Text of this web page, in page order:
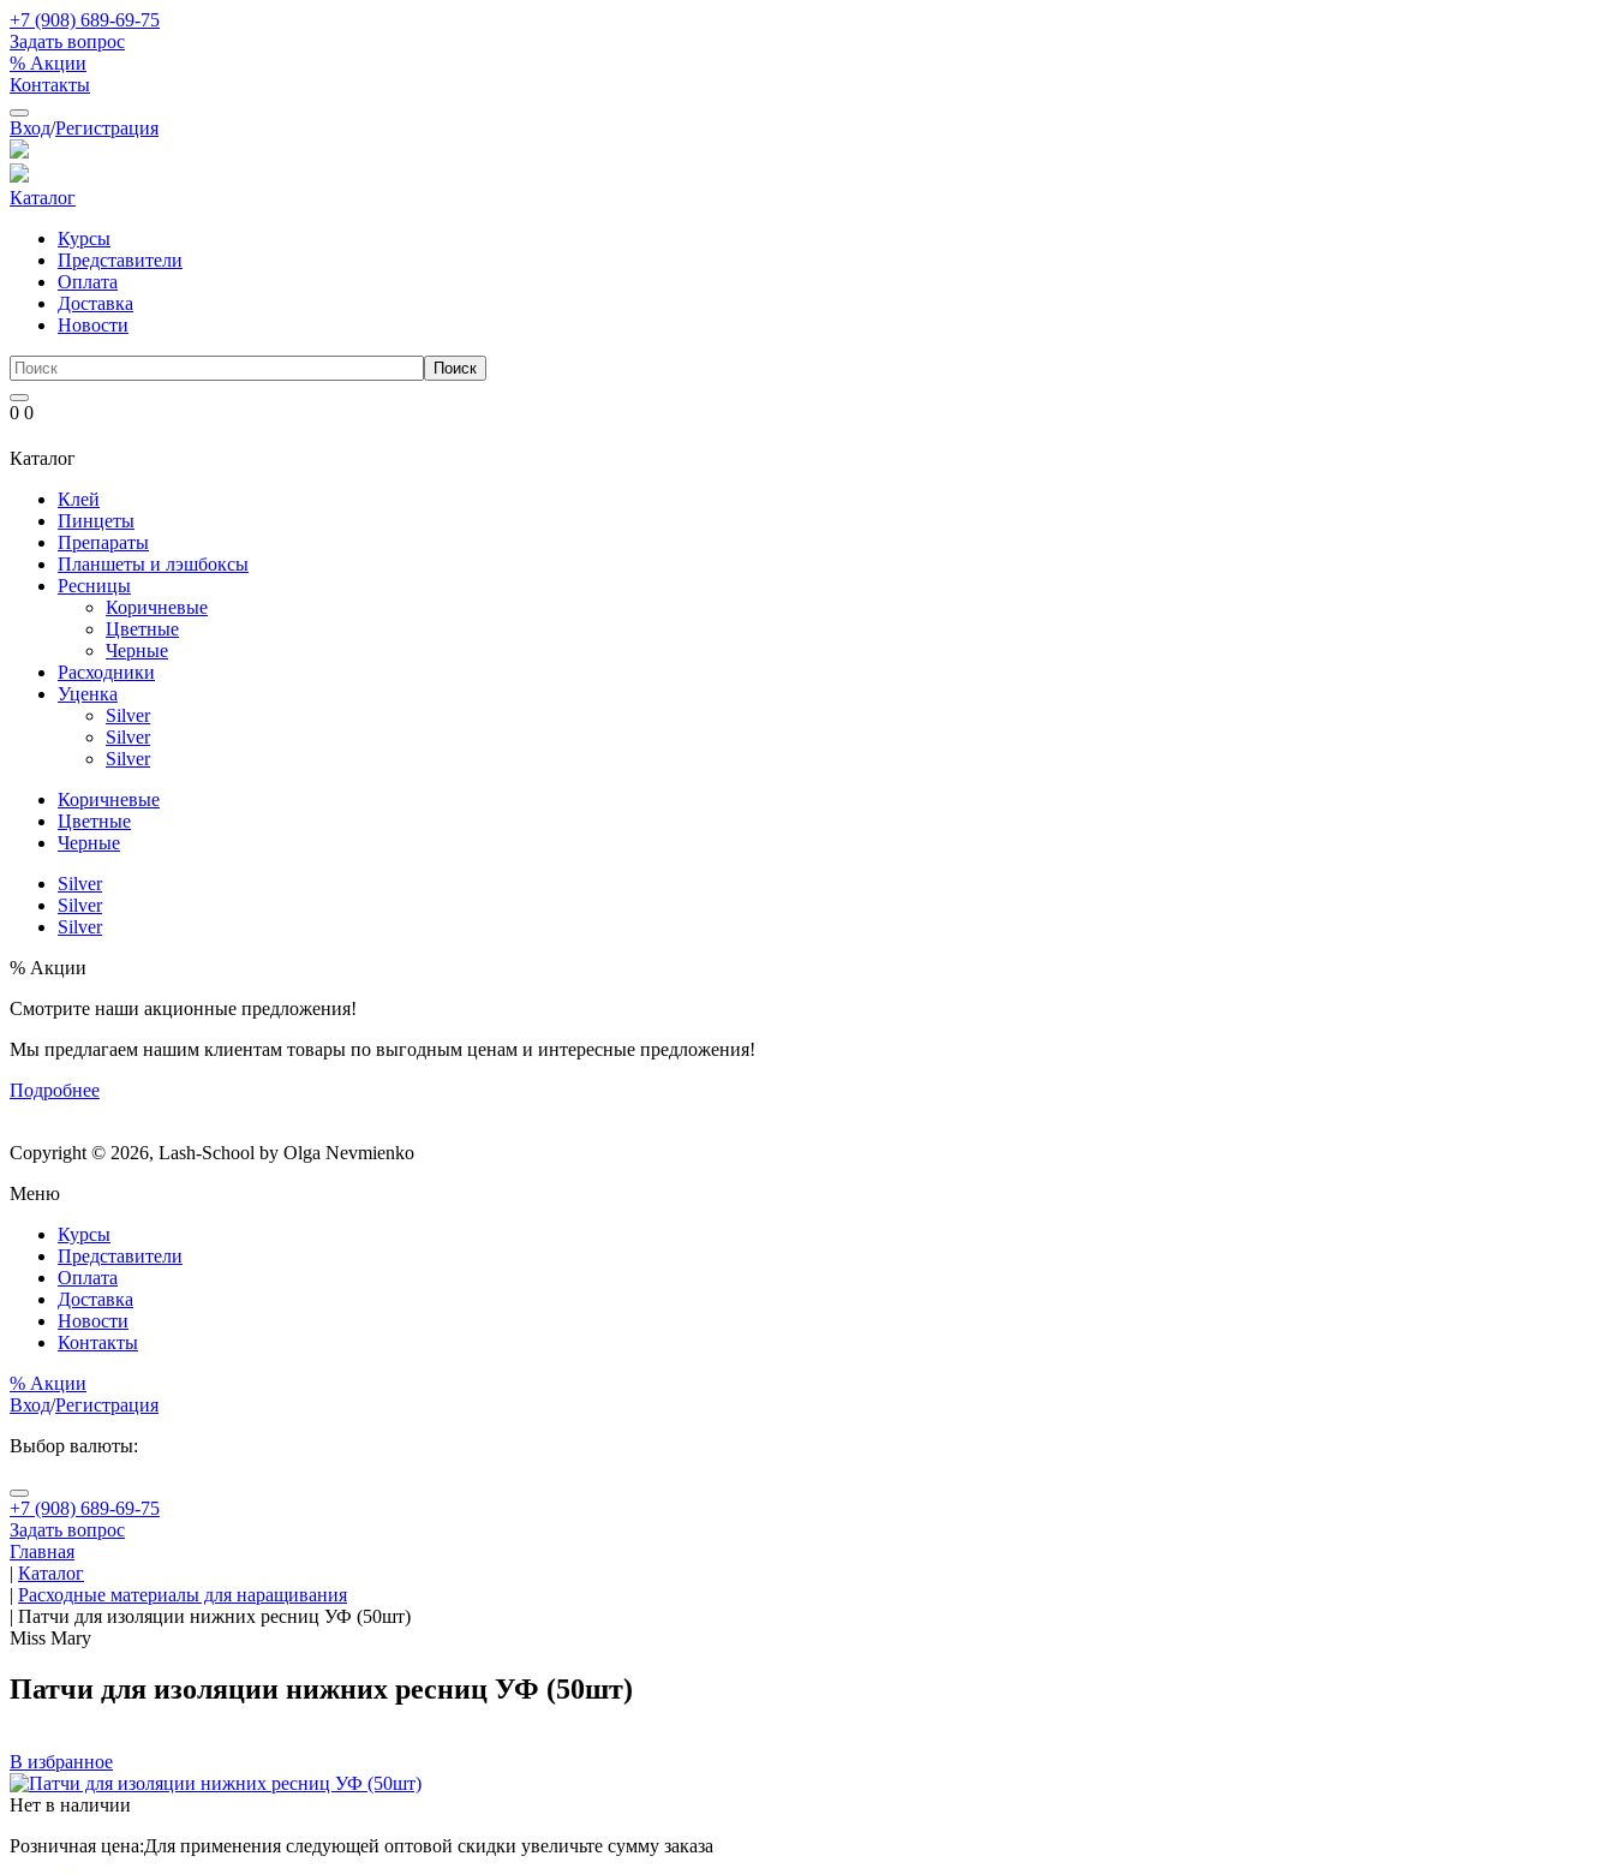
+7 (908) 689-69-75
Задать вопрос
% Акции
Контакты
Вход/Регистрация
Каталог
Курсы
Представители
Оплата
Доставка
Новости
0 0
Каталог
Клей
Пинцеты
Препараты
Планшеты и лэшбоксы
Ресницы
Коричневые
Цветные
Черные
Расходники
Уценка
Silver
Silver
Silver
Коричневые
Цветные
Черные
Silver
Silver
Silver
% Акции
Смотрите наши акционные предложения!
Мы предлагаем нашим клиентам товары по выгодным ценам и интересные предложения!
Подробнее
Copyright © 2026, Lash-School by Olga Nevmienko
Меню
Курсы
Представители
Оплата
Доставка
Новости
Контакты
% Акции
Вход/Регистрация
Выбор валюты:
+7 (908) 689-69-75
Задать вопрос
Главная
| Каталог
| Расходные материалы для наращивания
| Патчи для изоляции нижних ресниц УФ (50шт)
Miss Mary
Патчи для изоляции нижних ресниц УФ (50шт)
В избранное
Нет в наличии
Розничная цена:Для применения следующей оптовой скидки увеличьте сумму заказа